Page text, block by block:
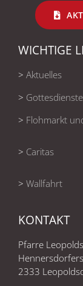
WICHTIGE
> Aktuelles
> Gottesdienste
> Flohmarkt
> Caritas
> Wallfahrt
KONTAKT
Pfarre
2333